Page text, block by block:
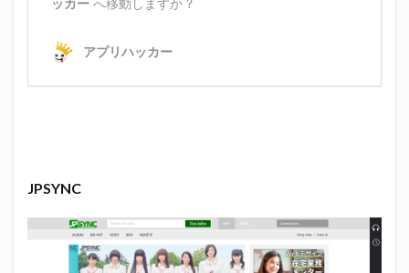
JPSYNC